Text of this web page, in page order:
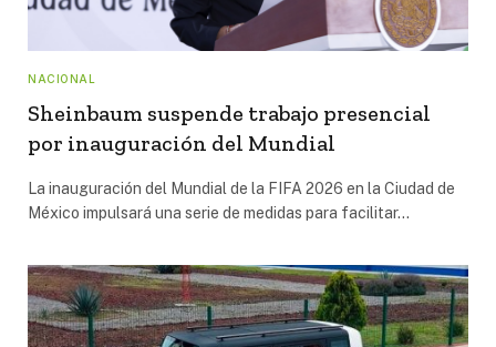
NACIONAL
Sheinbaum suspende trabajo presencial
por inauguración del Mundial
La inauguración del Mundial de la FIFA 2026 en la Ciudad de
México impulsará una serie de medidas para facilitar…